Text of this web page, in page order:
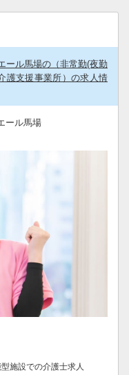
ル馬場の（非常勤(夜勤
護支援事業所）の求人情
ール馬場
施設での介護士求人